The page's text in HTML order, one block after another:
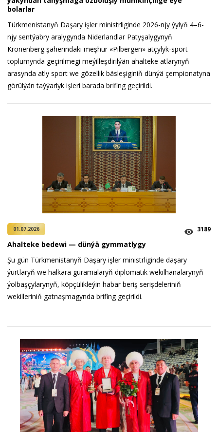
bolarlar
Türkmenistanyň Daşary işler ministrliginde 2026-njy ýylyň 4–6-
njy sentýabry aralygynda Niderlandlar Patyşalygynyň
Kronenberg şäherindäki meşhur «Pilbergen» atçylyk-sport
toplumynda geçirilmegi meýilleşdirilýän ahalteke atlarynyň
arasynda atly sport we gözellik bäsleşiginiň dünýä çempionatyna
görülýän taýýarlyk işleri barada brifing geçirildi.
01.07.2026 3189
Ahalteke bedewi — dünýä gymmatlygy
Şu gün Türkmenistanyň Daşary işler ministrliginde daşary
ýurtlaryň we halkara guramalaryň diplomatik wekilhanalarynyň
ýolbaşçylarynyň, köpçülikleýin habar beriş serişdeleriniň
wekilleriniň gatnaşmagynda brifing geçirildi.